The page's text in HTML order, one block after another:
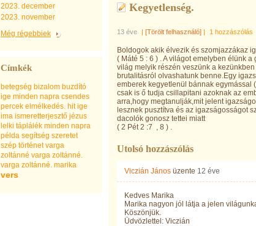
2023. december
2023. november
Még régebbiek
Címkék
betegség bizalom buzdító
ige minden napra csendes
percek elmélkedés. hit ige
ima ismeretterjesztő jézus
lelki táplálék minden napra
példa segítség szeretet
szép történet varga
zoltánné varga zoltánné.
varga zoltánné. marika
vers
Kegyetlenség.
13 éve | [Törölt felhasználó] | 1 hozzászólás
Boldogok akik élvezik és szomjazzákaz
( Máté 5 : 6 ) . A világot emelyben élünk
világ melyik részén veszünk a
brutalitásról olvashatunk benne.Egy
emberek kegyetlenül bánnak egymással
csak is ő tudja csillapitani azoknak az
arra,hogy megtanulják,mit jelent
lesznek pusztítva és az igazságosságot
dacolók gonosz tettei miatt
( 2 Pét 2 :7 , 8 ) .
Utolsó hozzászólás
Viczián János üzente 12 éve
Kedves Marika
Marika nagyon jól látja a jelen
Köszönjük.
Üdvözlettel: Viczián